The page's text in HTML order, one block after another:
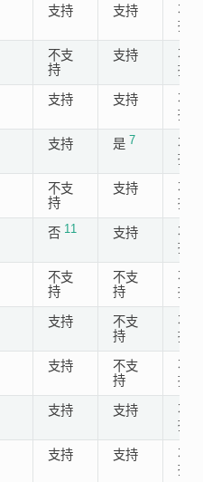
支持 支持
不支
持
不支
持
支持
不支
持
支持 支持
不支
持
支持 是 7
不支
持
不支
持
支持
不支
持
否 11 支持
不支
持
不支
持
不支
持
不支
持
支持
不支
持
不支
持
支持
不支
持
不支
持
支持 支持
不支
持
支持 支持
不支
持